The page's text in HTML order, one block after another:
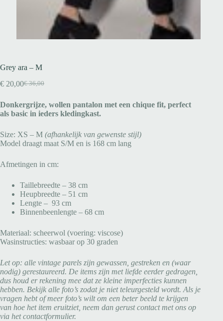
Grey ara – M
€36,00
€ 20,00
Donkergrijze, wollen pantalon met een chique fit, perfect
als basic in ieders kledingkast.
Size: XS – M (afhankelijk van gewenste stijl)
Model draagt maat S/M en is 168 cm lang
Afmetingen in cm:
Taillebreedte – 38 cm
Heupbreedte – 51 cm
Lengte – 93 cm
Binnenbeenlengte – 68 cm
Materiaal: scheerwol (voering: viscose)
Wasinstructies: wasbaar op 30 graden
Let op: alle vintage parels zijn gewassen, gestreken en (waar
nodig) gerestaureerd. De items zijn met liefde eerder gedragen,
dus houd er rekening mee dat ze kleine imperfecties kunnen
hebben. Bekijk alle foto’s zodat je niet teleurgesteld wordt. Als je
vragen hebt of meer foto’s wilt om een beter beeld te krijgen
van hoe het item eruitziet, neem dan gerust contact met ons op
via het contactformulier.